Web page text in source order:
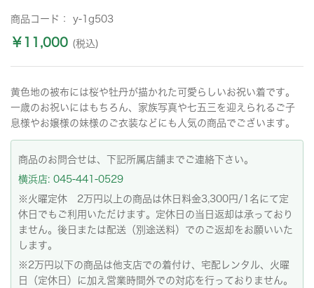
商品コード： y-1g503
￥11,000 (税込)
黄色地の被布には桜や牡丹が描かれた可愛らしいお祝い着です。
一歳のお祝いにはもちろん、家族写真や七五三を迎えられるご子
息様やお嬢様の妹様のご衣装などにも人気の商品でございます。
商品のお問合せは、下記所属店舗までご連絡下さい。
横浜店: 045-441-0529
※火曜定休 2万円以上の商品は休日料金3,300円/1名にて定
休日でもご利用いただけます。定休日の当日返却は承っており
ません。後日または配送（別途送料）でのご返却をお願いいた
します。
※2万円以下の商品は他支店での着付け、宅配レンタル、火曜
日（定休日）に加え営業時間外での対応を行っておりません。